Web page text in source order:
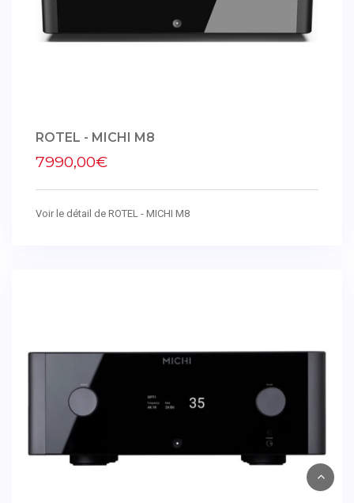
ROTEL - MICHI M8
7990,00€
Voir le détail de ROTEL - MICHI M8